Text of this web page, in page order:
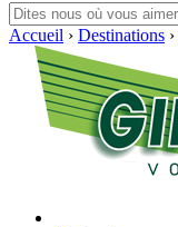
Accueil › Destinations ›